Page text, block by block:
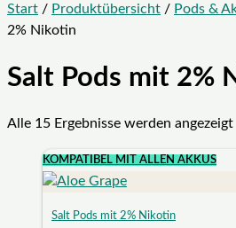
Start / Produktübersicht / Pods &
2% Nikotin
Salt Pods mit 2%
Alle 15 Ergebnisse werden angezeigt
KOMPATIBEL MIT ALLEN AKKUS
Salt Pods mit 2% Nikotin